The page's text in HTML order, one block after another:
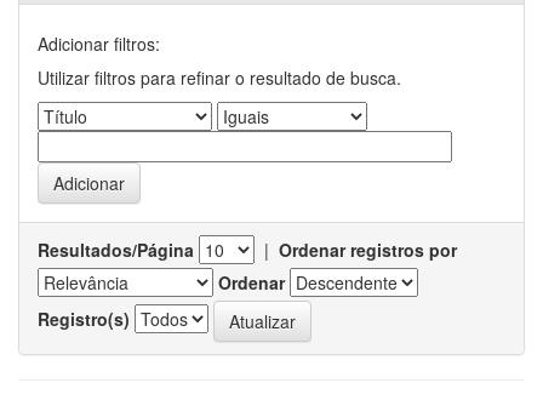
Adicionar filtros:
Utilizar filtros para refinar o resultado de busca.
Resultados/Página | Ordenar registros por
Ordenar
Registro(s)